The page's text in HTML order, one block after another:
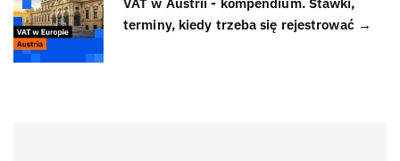
terminy, kiedy trzeba się rejestrować →